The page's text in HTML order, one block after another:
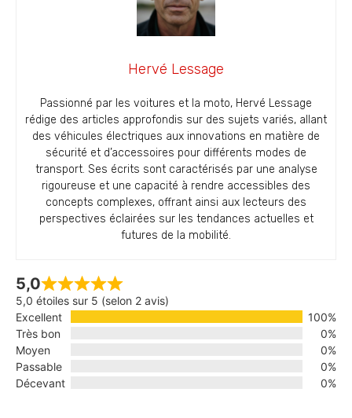
Hervé Lessage
Passionné par les voitures et la moto, Hervé Lessage
rédige des articles approfondis sur des sujets variés, allant
des véhicules électriques aux innovations en matière de
sécurité et d’accessoires pour différents modes de
transport. Ses écrits sont caractérisés par une analyse
rigoureuse et une capacité à rendre accessibles des
concepts complexes, offrant ainsi aux lecteurs des
perspectives éclairées sur les tendances actuelles et
futures de la mobilité.
5,0
5,0 étoiles sur 5 (selon 2 avis)
Excellent
100%
Très bon
0%
Moyen
0%
Passable
0%
Décevant
0%